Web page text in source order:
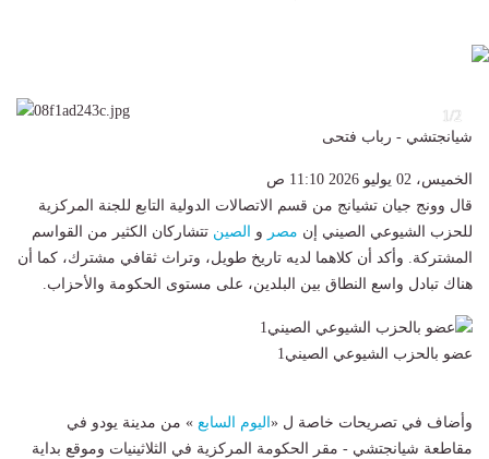
1/2
شيانجتشي - رباب فتحى
الخميس، 02 يوليو 2026 11:10 ص
قال وونج جيان تشيانج من قسم الاتصالات الدولية التابع للجنة المركزية
للحزب الشيوعي الصيني إن مصر و الصين تتشاركان الكثير من القواسم
المشتركة. وأكد أن كلاهما لديه تاريخ طويل، وتراث ثقافي مشترك، كما أن
هناك تبادل واسع النطاق بين البلدين، على مستوى الحكومة والأحزاب.
عضو بالحزب الشيوعي الصيني1
وأضاف في تصريحات خاصة ل « اليوم السابع » من مدينة يودو في
مقاطعة شيانجتشي - مقر الحكومة المركزية في الثلاثينيات وموقع بداية